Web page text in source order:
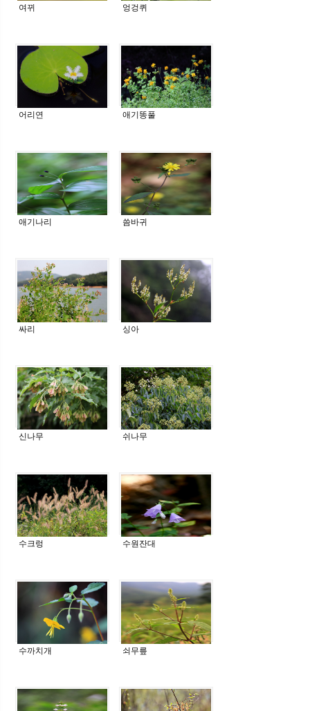
여뀌 엉겅퀴
어리연 애기똥풀
애기나리 씀바귀
싸리 싱아
신나무 쉬나무
수크렁 수원잔대
수까치개 쇠무릎